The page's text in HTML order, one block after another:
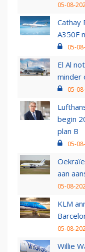
05-08-
Cathay
A350F
05-
El Al
minder
05-
begin
plan B
05-
aan
05-08-
KLM
05-08-
Willie